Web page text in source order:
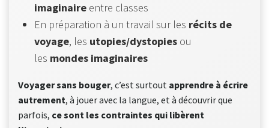
imaginaire entre classes
En préparation à un travail sur les récits de
voyage, les utopies/dystopies ou
les mondes imaginaires
Voyager sans bouger, c’est surtout apprendre à écrire
autrement, à jouer avec la langue, et à découvrir que
parfois, ce sont les contraintes qui libèrent